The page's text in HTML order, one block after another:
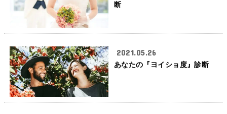
断
2021.05.26
あなたの『ヨイショ度』診断